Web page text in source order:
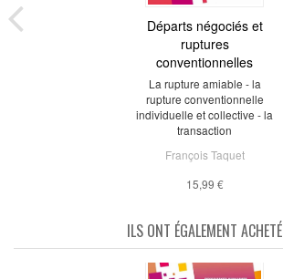
Départs négociés et
ruptures
conventionnelles
La rupture amiable - la
rupture conventionnelle
individuelle et collective - la
transaction
François Taquet
15,99 €
ILS ONT ÉGALEMENT ACHETÉ